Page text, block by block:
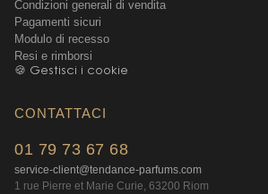
Condizioni generali di vendita
Pagamenti sicuri
Modulo di recesso
Resi e rimborsi
🍪 Gestisci i cookie
CONTATTACI
01 79 73 67 68
service-client@tendance-parfums.com
1 rue Pierre et Marie Curie, 63200 Riom